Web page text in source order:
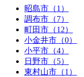
昭島市（1）
調布市（7）
町田市（12）
小金井市（0）
小平市（4）
日野市（5）
東村山市（1）